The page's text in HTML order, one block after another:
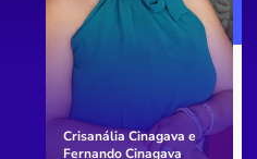
Crisanália Cinagava e
Fernando Cinagava